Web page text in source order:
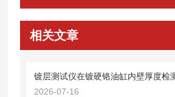
相关文章
2026-07-16